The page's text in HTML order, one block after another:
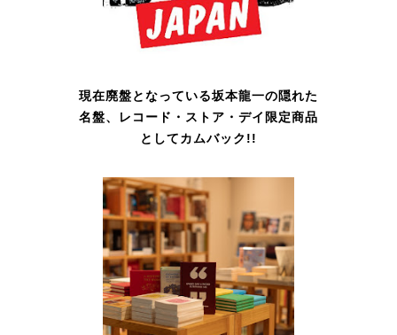
現在廃盤となっている坂本龍一の隠れた
名盤、レコード・ストア・デイ限定商品
としてカムバック!!